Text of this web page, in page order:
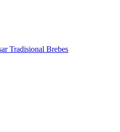
Tradisional Brebes